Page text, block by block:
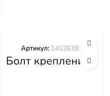
Болт крепления
башмака
Артикул: 14526391